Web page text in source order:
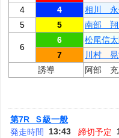
4
4 相川 永
5
5 南部 翔
6
6 松尾信
7
川村 晃
誘導
阿部 充
第7R Ｓ級一般
発走時間
13:43 締切予定